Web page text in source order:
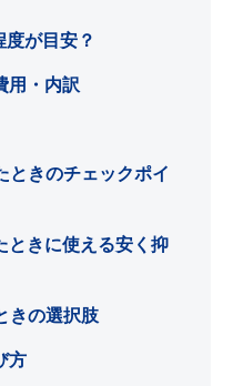
が目安？
用・内訳
きのチェックポイ
きに使える安く抑
の選択肢
方